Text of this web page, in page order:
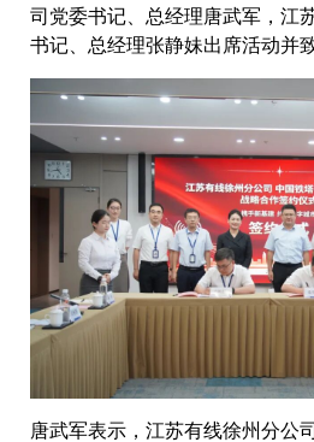
司党委书记、总经理唐武军，江
书记、总经理张静妹出席活动并致
唐武军表示，江苏有线徐州分公